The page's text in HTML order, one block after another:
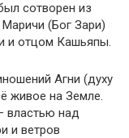
сотворен из
(Бог Зари)
и отцом Кашьяпы.
Агни (духу
живое на Земле.
властью над
и ветров